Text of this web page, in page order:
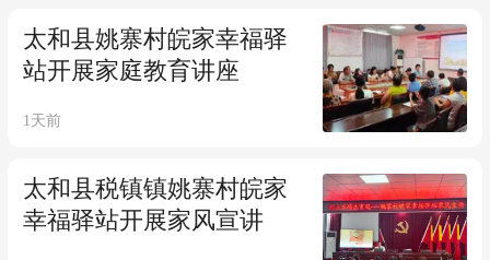
太和县姚寨村皖家幸福驿
站开展家庭教育讲座
1天前
太和县税镇镇姚寨村皖家
幸福驿站开展家风宣讲